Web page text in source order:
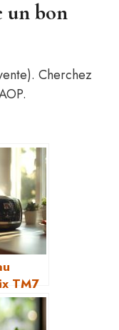
un bon
Cherchez
TM7
avril